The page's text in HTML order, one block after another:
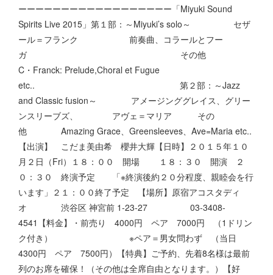
ーーーーーーーーーーーーーーーーーー「Miyuki Sound
Spirits Live 2015」第１部：～Miyuki’s solo～ セザ
ール＝フランク 前奏曲、コラールとフー
ガ その他
C・Franck: Prelude,Choral et Fugue
etc.. 第２部：～Jazz
and Classic fusion～ アメージンググレイス、グリー
ンスリーブズ、 アヴェ＝マリア その
他 Amazing Grace、Greensleeves、Ave=Maria etc..
【出演】 こだま美由希 櫻井大輝【日時】２０１５年１０
月２日（Fri）１８：００ 開場 １８：３０ 開演 ２
０：３０ 終演予定 「※終演後約２０分程度、親睦会を行
います」２１：００終了予定 【場所】原宿アコスタディ
オ 渋谷区 神宮前 1-23-27 03-3408-
4541【料金】・前売り 4000円 ペア 7000円 （1ドリン
ク付き） ※ペア＝男女問わず （当日
4300円 ペア 7500円）【特典】ご予約、先着8名様は最前
列のお席を確保！（その他は全席自由となります。）【好